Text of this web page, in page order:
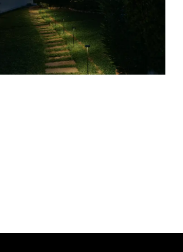
Sol de Mallorca